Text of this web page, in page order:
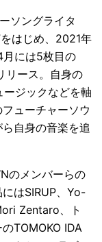
ソングライタ
はじめ、2021年
には5枚目の
リース。自身の
ジックなどを軸
ューチャーソウ
自身の音楽を追
のメンバーらの
はSIRUP、Yo-
Zentaro、ト
TOMOKO IDA